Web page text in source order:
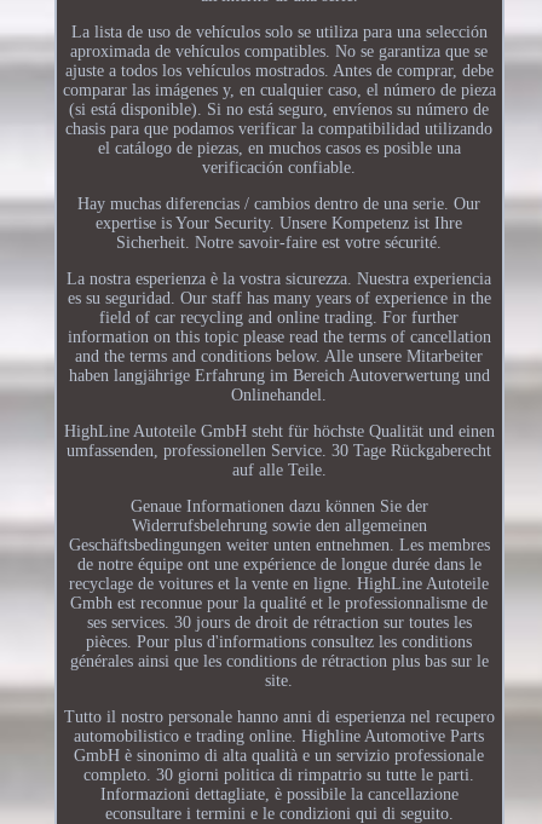
La lista de uso de vehículos solo se utiliza para una selección
aproximada de vehículos compatibles. No se garantiza que se
ajuste a todos los vehículos mostrados. Antes de comprar, debe
comparar las imágenes y, en cualquier caso, el número de pieza
(si está disponible). Si no está seguro, envíenos su número de
chasis para que podamos verificar la compatibilidad utilizando
el catálogo de piezas, en muchos casos es posible una
verificación confiable.
Hay muchas diferencias / cambios dentro de una serie. Our
expertise is Your Security. Unsere Kompetenz ist Ihre
Sicherheit. Notre savoir-faire est votre sécurité.
La nostra esperienza è la vostra sicurezza. Nuestra experiencia
es su seguridad. Our staff has many years of experience in the
field of car recycling and online trading. For further
information on this topic please read the terms of cancellation
and the terms and conditions below. Alle unsere Mitarbeiter
haben langjährige Erfahrung im Bereich Autoverwertung und
Onlinehandel.
HighLine Autoteile GmbH steht für höchste Qualität und einen
umfassenden, professionellen Service. 30 Tage Rückgaberecht
auf alle Teile.
Genaue Informationen dazu können Sie der
Widerrufsbelehrung sowie den allgemeinen
Geschäftsbedingungen weiter unten entnehmen. Les membres
de notre équipe ont une expérience de longue durée dans le
recyclage de voitures et la vente en ligne. HighLine Autoteile
Gmbh est reconnue pour la qualité et le professionnalisme de
ses services. 30 jours de droit de rétraction sur toutes les
pièces. Pour plus d'informations consultez les conditions
générales ainsi que les conditions de rétraction plus bas sur le
site.
Tutto il nostro personale hanno anni di esperienza nel recupero
automobilistico e trading online. Highline Automotive Parts
GmbH è sinonimo di alta qualità e un servizio professionale
completo. 30 giorni politica di rimpatrio su tutte le parti.
Informazioni dettagliate, è possibile la cancellazione
econsultare i termini e le condizioni qui di seguito.